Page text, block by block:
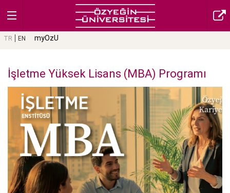
TR EN myOzU
İşletme Yüksek Lisans (MBA) Programı